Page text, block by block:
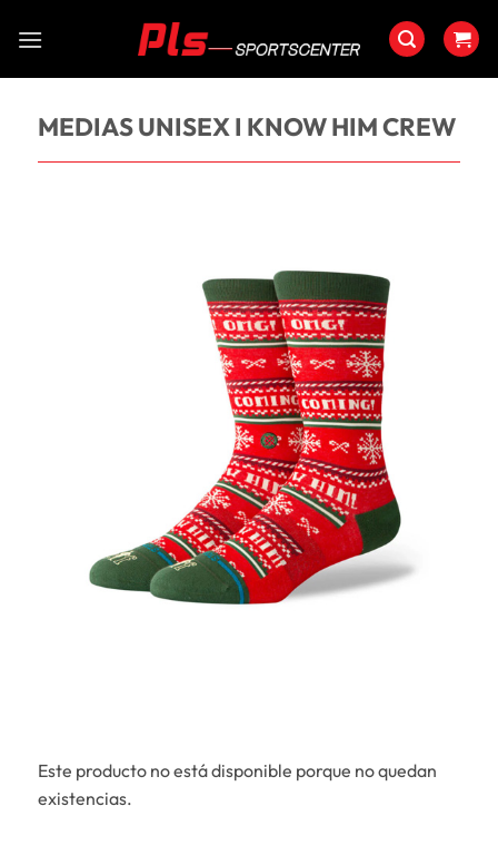
MEDIAS UNISEX I KNOW HIM CREW
Este producto no está disponible porque no quedan
existencias.